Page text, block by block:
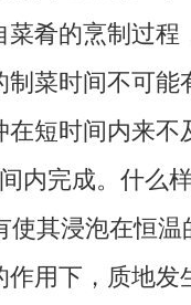
肴的烹制过程
菜时间不可能
短时间内来不
内完成。什么
使其浸泡在恒
用下，质地发